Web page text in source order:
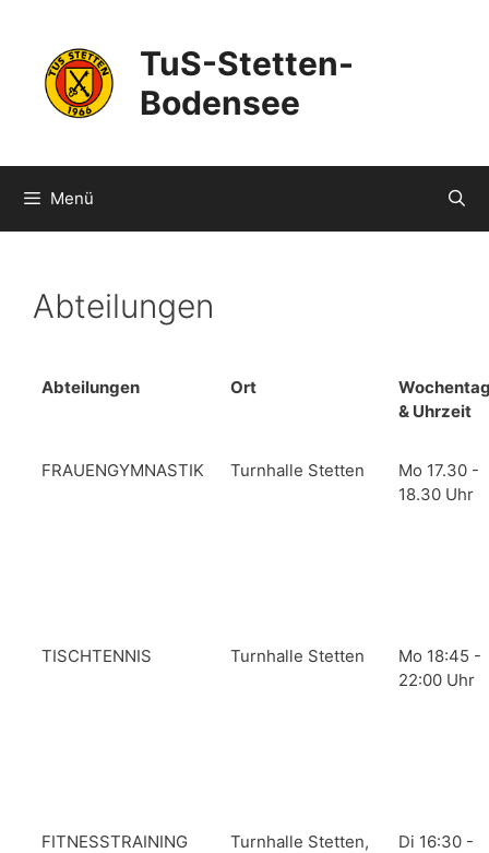
springen
TuS-Stetten-
Bodensee
Menü
Abteilungen
Abteilungen Ort
& Uhrzeit
FRAUENGYMNASTIK Turnhalle Stetten
Mo 17.30 -
18.30 Uhr
TISCHTENNIS Turnhalle Stetten
Mo 18:45 -
22:00 Uhr
FITNESSTRAINING
Turnhalle Stetten,
Di 16:30 -